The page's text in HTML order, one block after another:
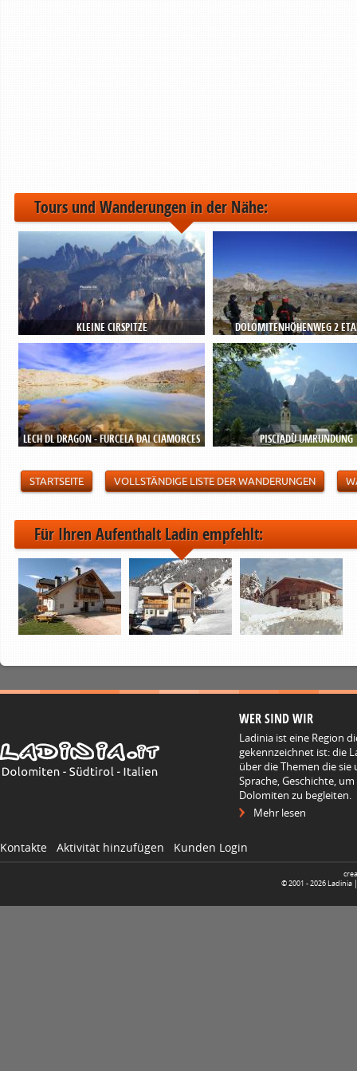
Tours und Wanderungen in der Nähe:
KLEINE CIRSPITZE DOLOMITENHÖHENWEG 2
LECH DL DRAGON - FURCELA DAI CIAMORCES PISCIADÙ UMRUNDUNG
STARTSEITE VOLLSTÄNDIGE LISTE DER WANDERUNGEN
Für Ihren Aufenthalt Ladin empfehlt:
WER SIND WIR
Ladinia ist eine Region
gekennzeichnet ist: die
über die Themen die
Sprache, Geschichte,
Dolomiten zu begleiten.
Mehr lesen
Kontakte Aktivität hinzufügen Kunden Login
© 2001 -2026 Ladinia